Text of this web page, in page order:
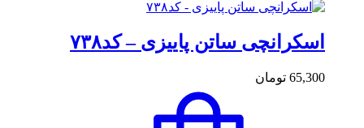
اسکرانچی ساتن پاییزی – کد۷۳۸
65,300 تومان